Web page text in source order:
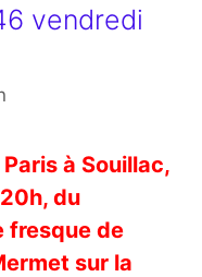
vendredi
à Souillac,
du
fresque de
sur la